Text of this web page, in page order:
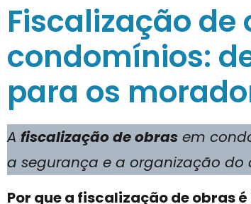
Fiscalização de
condomínios:
para os
A fiscalização de obras em
a segurança e a organização do
Por que a fiscalização de obras